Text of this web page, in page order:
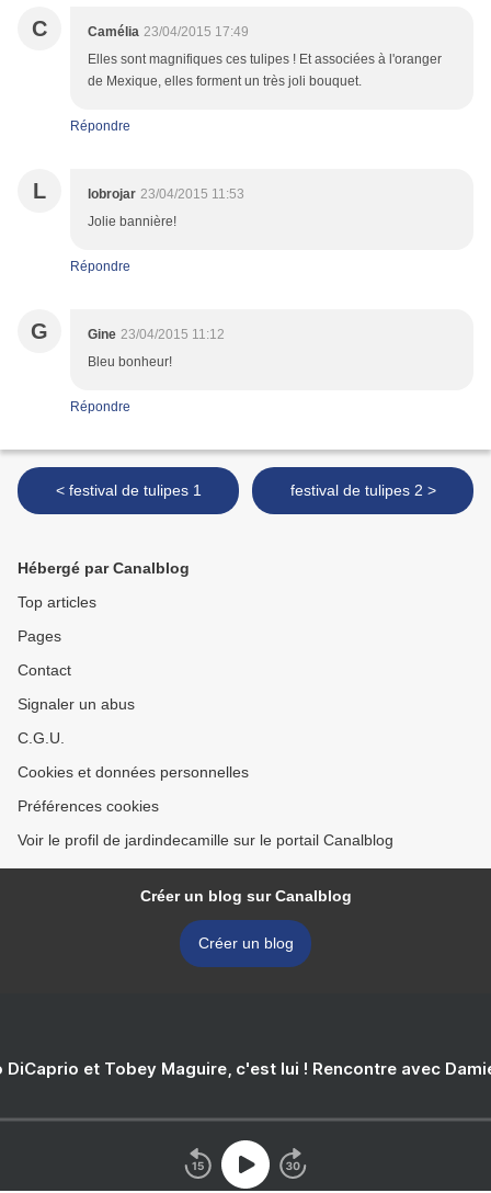
C Camélia 23/04/2015 17:49
Elles sont magnifiques ces tulipes ! Et associées à l'oranger
de Mexique, elles forment un très joli bouquet.
Répondre
L lobrojar 23/04/2015 11:53
Jolie bannière!
Répondre
G Gine 23/04/2015 11:12
Bleu bonheur!
Répondre
< festival de tulipes 1 festival de tulipes 2 >
Hébergé par Canalblog
Top articles
Pages
Contact
Signaler un abus
C.G.U.
Cookies et données personnelles
Préférences cookies
Voir le profil de jardindecamille sur le portail Canalblog
Créer un blog sur Canalblog
Créer un blog
DiCaprio et Tobey Maguire, c'est lui ! Rencontre avec